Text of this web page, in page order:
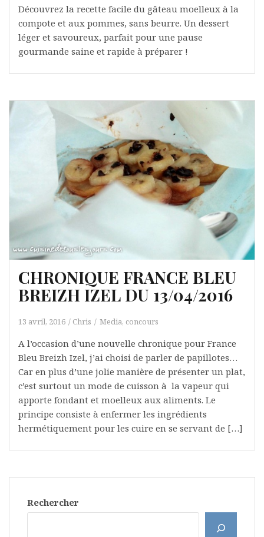
Découvrez la recette facile du gâteau moelleux à la
compote et aux pommes, sans beurre. Un dessert
léger et savoureux, parfait pour une pause
gourmande saine et rapide à préparer !
CHRONIQUE FRANCE BLEU
BREIZH IZEL DU 13/04/2016
13 avril, 2016 Chris Media, concours
A l’occasion d’une nouvelle chronique pour France
Bleu Breizh Izel, j’ai choisi de parler de papillotes…
Car en plus d’une jolie manière de présenter un plat,
c’est surtout un mode de cuisson à la vapeur qui
apporte fondant et moelleux aux aliments. Le
principe consiste à enfermer les ingrédients
hermétiquement pour les cuire en se servant de […]
Rechercher